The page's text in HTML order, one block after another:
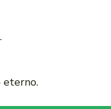
eterno.